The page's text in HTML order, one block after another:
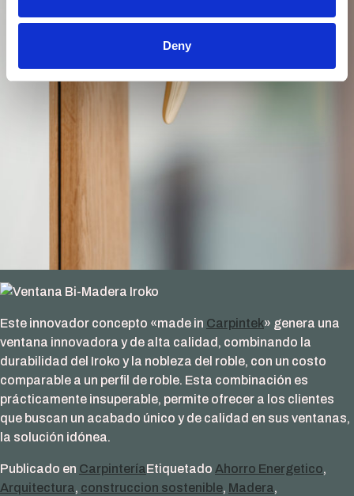
Deny
Este innovador concepto «made in Carpintek» genera una
ventana innovadora y de alta calidad, combinando la
durabilidad del Iroko y la nobleza del roble, con un costo
comparable a un perfil de roble. Esta combinación es
prácticamente insuperable, permite ofrecer a los clientes
que buscan un acabado único y de calidad en sus ventanas,
la solución idónea.
Publicado en CarpinteríaEtiquetado Ahorro Energetico,
Arquitectura, construccion sostenible, Madera,